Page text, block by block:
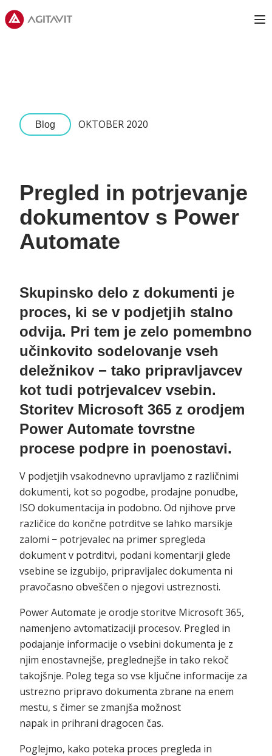
Agitavit
Blog OKTOBER 2020
Pregled in potrjevanje
dokumentov s Power
Automate
Skupinsko delo z dokumenti je
proces, ki se v podjetjih stalno
odvija. Pri tem je zelo pomembno
učinkovito sodelovanje vseh
deležnikov − tako pripravljavcev
kot tudi potrjevalcev vsebin.
Storitev Microsoft 365 z orodjem
Power Automate tovrstne
procese podpre in poenostavi.
V podjetjih vsakodnevno upravljamo z različnimi
dokumenti, kot so pogodbe, prodajne ponudbe,
ISO dokumentacija in podobno. Od njihove prve
različice do končne potrditve se lahko marsikje
zalomi − potrjevalec na primer spregleda
dokument v potrditvi, podani komentarji glede
vsebine se izgubijo, pripravljalec dokumenta ni
pravočasno obveščen o njegovi ustreznosti.
Power Automate je orodje storitve Microsoft 365,
namenjeno avtomatizaciji procesov. Pregled in
podajanje informacije o vsebini dokumenta je z
njim enostavnejše, preglednejše in tako rekoč
takojšnje. Poleg tega so vse ključne informacije za
ustrezno pripravo dokumenta zbrane na enem
mestu, s čimer se zmanjša možnost
napak in prihrani dragocen čas.
Poglejmo, kako poteka proces pregleda in